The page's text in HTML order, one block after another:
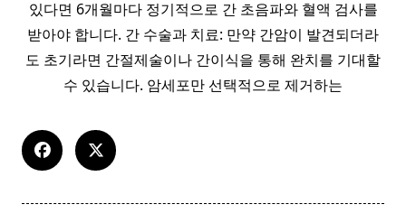
있다면 6개월마다 정기적으로 간 초음파와 혈액 검사를
받아야 합니다. 간 수술과 치료: 만약 간암이 발견되더라
도 초기라면 간절제술이나 간이식을 통해 완치를 기대할
수 있습니다. 암세포만 선택적으로 제거하는